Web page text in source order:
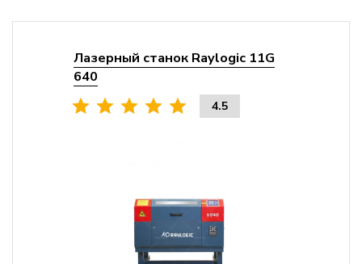
Лазерный станок Raylogic 11G
640
4.5